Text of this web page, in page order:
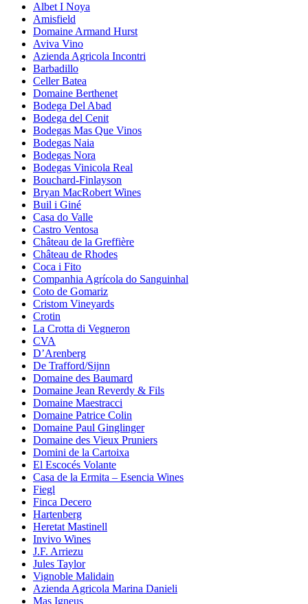
Albet I Noya
Amisfield
Domaine Armand Hurst
Aviva Vino
Azienda Agricola Incontri
Barbadillo
Celler Batea
Domaine Berthenet
Bodega Del Abad
Bodega del Cenit
Bodegas Mas Que Vinos
Bodegas Naia
Bodegas Nora
Bodegas Vinicola Real
Bouchard-Finlayson
Bryan MacRobert Wines
Buil i Giné
Casa do Valle
Castro Ventosa
Château de la Greffière
Château de Rhodes
Coca i Fito
Companhia Agrícola do Sanguinhal
Coto de Gomariz
Cristom Vineyards
Crotin
La Crotta di Vegneron
CVA
D’Arenberg
De Trafford/Sijnn
Domaine des Baumard
Domaine Jean Reverdy & Fils
Domaine Maestracci
Domaine Patrice Colin
Domaine Paul Ginglinger
Domaine des Vieux Pruniers
Domini de la Cartoixa
El Escocés Volante
Casa de la Ermita – Esencia Wines
Fiegl
Finca Decero
Hartenberg
Heretat Mastinell
Invivo Wines
J.F. Arriezu
Jules Taylor
Vignoble Malidain
Azienda Agricola Marina Danieli
Mas Igneus